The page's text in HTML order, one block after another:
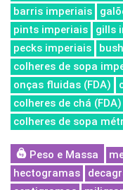
barris imperiais
pints imperiais
gills
pecks imperiais
colheres de sopa
onças fluidas (FDA)
colheres de chá (FDA)
colheres de sopa
Peso e Massa
hectogramas